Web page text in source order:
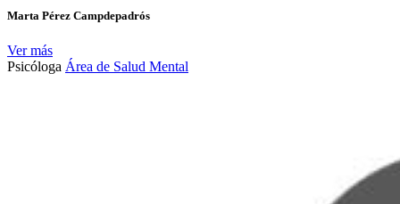
Marta Pérez Campdepadrós
Ver más
Psicóloga Área de Salud Mental